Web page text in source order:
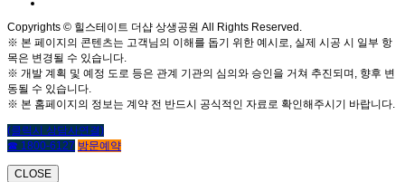
Copyrights © 힐스테이트 더샵 상생공원 All Rights Reserved.
※ 본 페이지의 콘텐츠는 고객님의 이해를 돕기 위한 예시로, 실제 시공 시 일부 항
목은 변경될 수 있습니다.
※ 개발 계획 및 예정 도로 등은 관계 기관의 심의와 승인을 거쳐 추진되며, 향후 변
동될 수 있습니다.
※ 본 홈페이지의 정보는 계약 전 반드시 공식적인 자료로 확인해주시기 바랍니다.
(클릭시 상담사연결)
☎ 1800-6127 방문예약
CLOSE